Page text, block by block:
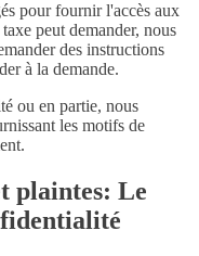
pour fournir l'accès aux
peut demander, nous
des instructions
à la demande.
ou en partie, nous
les motifs de
plaintes: Le